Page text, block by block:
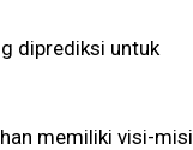
diprediksi untuk
memiliki visi-misi